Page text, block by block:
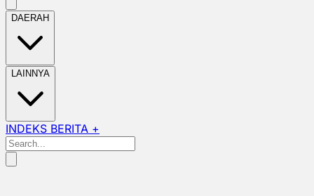
DAERAH
LAINNYA
INDEKS BERITA +